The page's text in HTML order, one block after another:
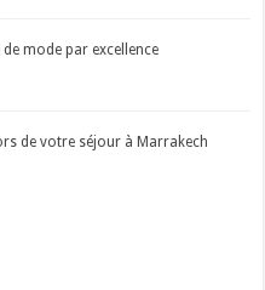
de mode par excellence
de votre séjour à Marrakech